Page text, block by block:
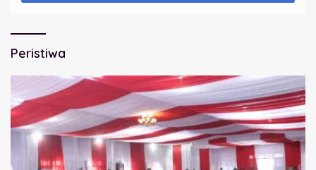
Peristiwa